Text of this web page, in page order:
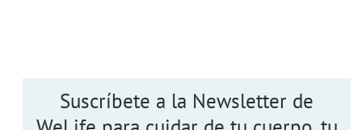
Suscríbete a la Newsletter de